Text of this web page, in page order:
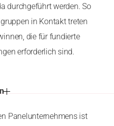
durchgeführt werden. So
in Kontakt treten
die für fundierte
erforderlich sind.
Panelunternehmens ist